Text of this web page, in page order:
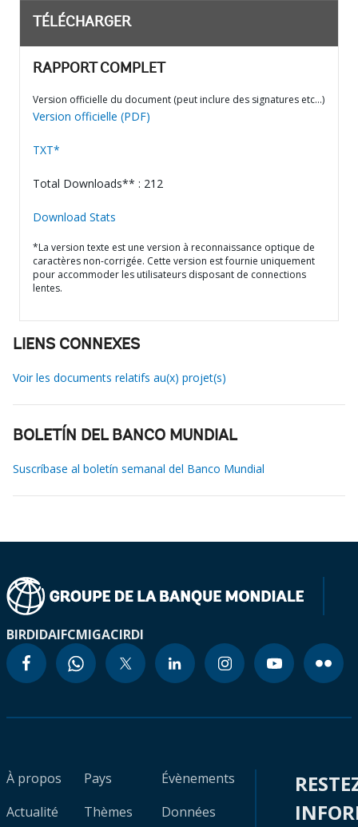
TÉLÉCHARGER
RAPPORT COMPLET
Version officielle du document (peut inclure des signatures etc…)
Version officielle (PDF)
TXT*
Total Downloads** : 212
Download Stats
*La version texte est une version à reconnaissance optique de
caractères non-corrigée. Cette version est fournie uniquement
pour accommoder les utilisateurs disposant de connections
lentes.
LIENS CONNEXES
Voir les documents relatifs au(x) projet(s)
BOLETÍN DEL BANCO MUNDIAL
Suscríbase al boletín semanal del Banco Mundial
BIRDIDAIFCMIGACIRDI
À propos
Actualité
Pays
Thèmes
Évènements
Données